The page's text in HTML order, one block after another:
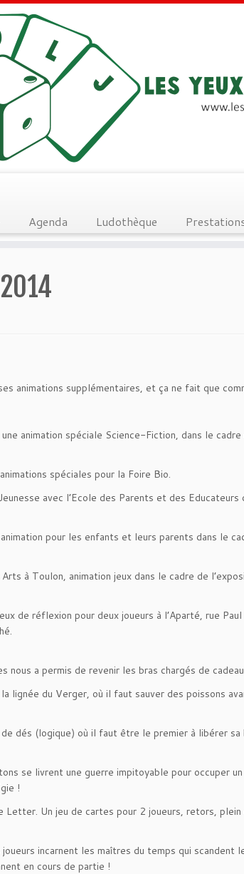
Agenda Ludothèque
animations supplémentaires, et ça ne fait que
animation spéciale Science-Fiction, dans le cadre
spéciales pour la Foire Bio.
avec l’Ecole des Parents et des Educateurs
pour les enfants et leurs parents dans le
à Toulon, animation jeux dans le cadre de
de réflexion pour deux joueurs à l’Aparté, rue
nous a permis de revenir les bras chargés de
du Verger, où il faut sauver des poissons
dés (logique) où il faut être le premier à libérer sa
se livrent une guerre impitoyable pour occuper un
!
Un jeu de cartes pour 2 joueurs, retors,
incarnent les maîtres du temps qui scandent
en cours de partie !